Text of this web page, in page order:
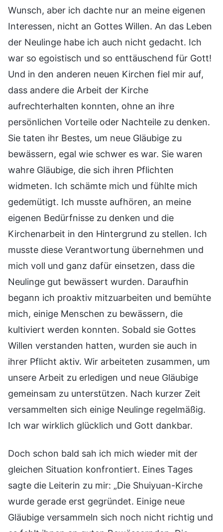
Wunsch, aber ich dachte nur an meine eigenen
Interessen, nicht an Gottes Willen. An das Leben
der Neulinge habe ich auch nicht gedacht. Ich
war so egoistisch und so enttäuschend für Gott!
Und in den anderen neuen Kirchen fiel mir auf,
dass andere die Arbeit der Kirche
aufrechterhalten konnten, ohne an ihre
persönlichen Vorteile oder Nachteile zu denken.
Sie taten ihr Bestes, um neue Gläubige zu
bewässern, egal wie schwer es war. Sie waren
wahre Gläubige, die sich ihren Pflichten
widmeten. Ich schämte mich und fühlte mich
gedemütigt. Ich musste aufhören, an meine
eigenen Bedürfnisse zu denken und die
Kirchenarbeit in den Hintergrund zu stellen. Ich
musste diese Verantwortung übernehmen und
mich voll und ganz dafür einsetzen, dass die
Neulinge gut bewässert wurden. Daraufhin
begann ich proaktiv mitzuarbeiten und bemühte
mich, einige Menschen zu bewässern, die
kultiviert werden konnten. Sobald sie Gottes
Willen verstanden hatten, wurden sie auch in
ihrer Pflicht aktiv. Wir arbeiteten zusammen, um
unsere Arbeit zu erledigen und neue Gläubige
gemeinsam zu unterstützen. Nach kurzer Zeit
versammelten sich einige Neulinge regelmäßig.
Ich war wirklich glücklich und Gott dankbar.
Doch schon bald sah ich mich wieder mit der
gleichen Situation konfrontiert. Eines Tages
sagte die Leiterin zu mir: „Die Shuiyuan-Kirche
wurde gerade erst gegründet. Einige neue
Gläubige versammeln sich noch nicht richtig und